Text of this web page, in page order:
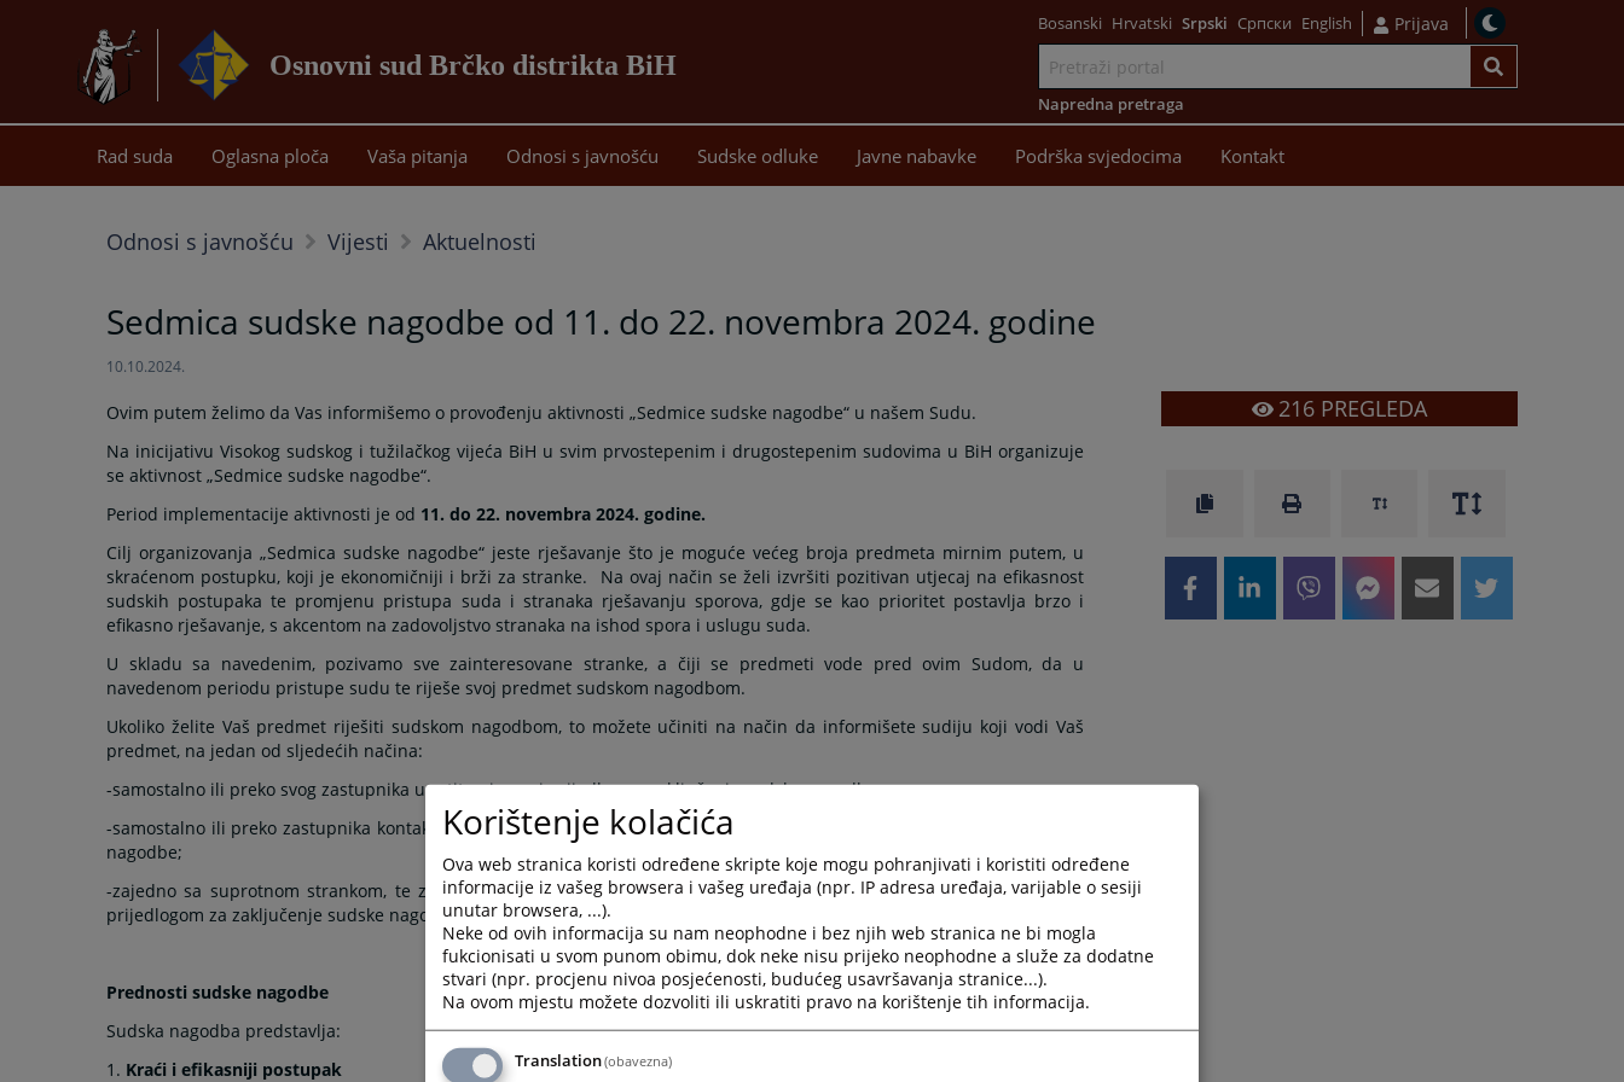
Osnovni sud Brčko distrikta BiH
sadržaj
Bosanski Hrvatski Srpski Српски English Prijava
Napredna pretraga
Rad suda Oglasna ploča Vaša pitanja Odnosi s javnošću Sudske odluke Javne nabavke Podrška svjedocima Kontakt
Odnosi s javnošću Vijesti Aktuelnosti
Sedmica sudske nagodbe od 11. do 22. novembra 2024. godine
10.10.2024.
Ovim putem želimo da Vas informišemo o provođenju aktivnosti „Sedmice sudske nagodbe“ u našem Sudu.
Na inicijativu Visokog sudskog i tužilačkog vijeća BiH u svim prvostepenim i drugostepenim sudovima u BiH organizuje
se aktivnost „Sedmice sudske nagodbe“.
Period implementacije aktivnosti je od 11. do 22. novembra 2024. godine.
Cilj organizovanja „Sedmica sudske nagodbe“ jeste rješavanje što je moguće većeg broja predmeta mirnim putem, u
skraćenom postupku, koji je ekonomičniji i brži za stranke.
Na ovaj način se želi izvršiti pozitivan utjecaj na efikasnost
sudskih postupaka te promjenu pristupa suda i stranaka rješavanju sporova, gdje se kao prioritet postavlja brzo i
efikasno rješavanje, s akcentom na zadovoljstvo stranaka na ishod spora i uslugu suda.
U skladu sa navedenim, pozivamo sve zainteresovane stranke, a čiji se predmeti vode pred ovim Sudom, da u
navedenom periodu pristupe sudu te riješe svoj predmet sudskom nagodbom.
Ukoliko želite Vaš predmet riješiti sudskom nagodbom, to možete učiniti na način da informišete sudiju koji vodi Vaš
predmet, na jedan od sljedećih načina:
-samostalno ili preko svog zastupnika uputite pismeni prijedlog za zaključenje sudske nagodbe;
-samostalno ili preko zastupnika kontaktirajte sudiju kako bi zajednički dogovorili termin za ročište za sklapanje sudske
nagodbe;
-zajedno sa suprotnom strankom, te zastupnikom ukoliko ga imate, u toku navedenog perioda, pristupite na sud sa
prijedlogom za zaključenje sudske nagodbe.
Prednosti sudske nagodbe
Sudska nagodba predstavlja:
1. Kraći i efikasniji postupak
216PREGLEDA
Korištenje kolačića
Ova web stranica koristi određene skripte koje mogu pohranjivati i koristiti određene
informacije iz vašeg browsera i vašeg uređaja (npr. IP adresa uređaja, varijable o sesiji
unutar browsera, ...).
Neke od ovih informacija su nam neophodne i bez njih web stranica ne bi mogla
fukcionisati u svom punom obimu, dok neke nisu prijeko neophodne a služe za dodatne
stvari (npr. procjenu nivoa posjećenosti, budućeg usavršavanja stranice...).
Na ovom mjestu možete dozvoliti ili uskratiti pravo na korištenje tih informacija.
Translation(obavezna)